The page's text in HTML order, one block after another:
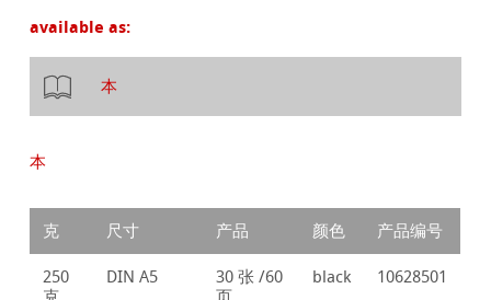
available as:
本
本
克 尺寸 产品 颜色 产品编号
250
DIN A5
30 张 /60
black 10628501